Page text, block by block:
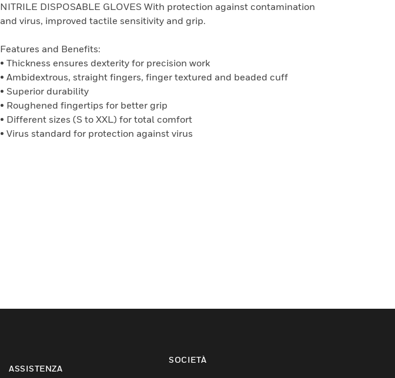
NITRILE DISPOSABLE GLOVES With protection against contamination
and virus, improved tactile sensitivity and grip.
Features and Benefits:
• Thickness ensures dexterity for precision work
• Ambidextrous, straight fingers, finger textured and beaded cuff
• Superior durability
• Roughened fingertips for better grip
• Different sizes (S to XXL) for total comfort
• Virus standard for protection against virus
ASSISTENZA
SOCIETÀ